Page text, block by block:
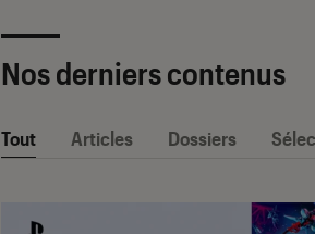
Nos derniers contenus
Tout Articles Dossiers